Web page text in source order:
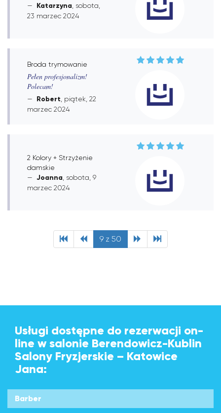
Katarzyna , sobota,
23 marzec 2024
Broda trymowanie
Pełen profesjonalizm!
Polecam!
Robert , piątek, 22
marzec 2024
2 Kolory + Strzyżenie
damskie
Joanna , sobota, 9
marzec 2024
9 z 50
Usługi dostępne do rezerwacji on-
line w salonie Berendowicz-Kublin
Salony Fryzjerskie – Katowice
Jana:
Barber